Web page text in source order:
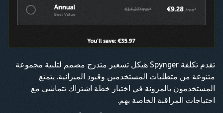
تقدم تكلفة Spynger هيكل تسعير متدرج مصمم لتلبية مجموعة
متنوعة من متطلبات المستخدمين وقيود الميزانية. يتمتع
المستخدمون بالمرونة في اختيار خطة اشتراك تتماشى مع
احتياجات المراقبة الخاصة بهم.